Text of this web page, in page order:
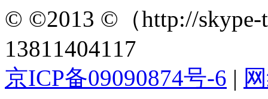
© ©2013 ©（http://skype-
13811404117
京ICP备09090874号-6 |